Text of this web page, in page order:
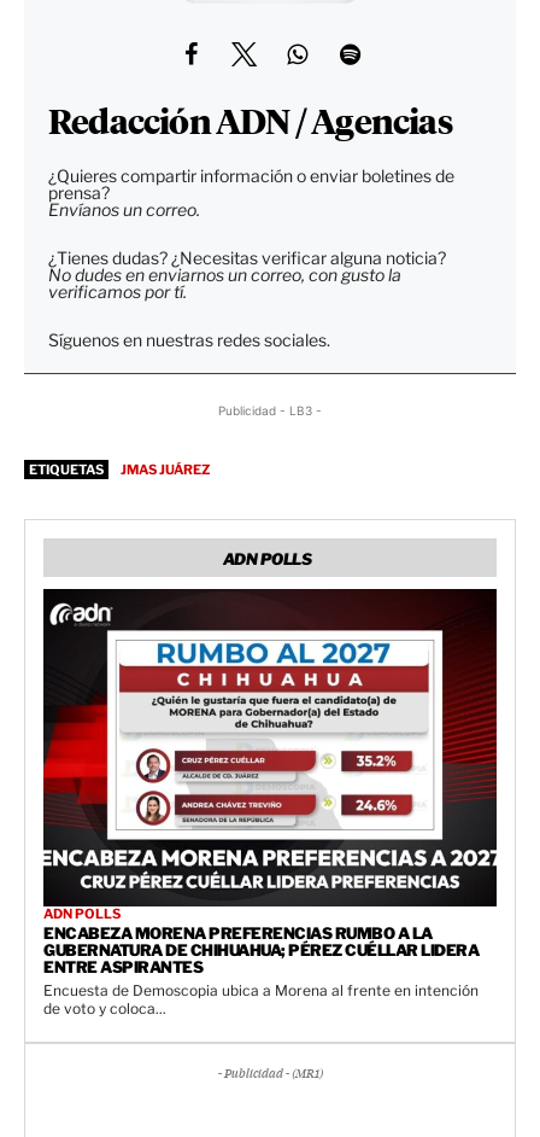
Redacción ADN / Agencias
¿Quieres compartir información o enviar boletines de
prensa?
Envíanos un correo.
¿Tienes dudas? ¿Necesitas verificar alguna noticia?
No dudes en enviarnos un correo, con gusto la
verificamos por tí.
Síguenos en nuestras redes sociales.
Publicidad - LB3 -
ETIQUETAS JMAS JUÁREZ
ADN POLLS
ADN POLLS
ENCABEZA MORENA PREFERENCIAS RUMBO A LA
GUBERNATURA DE CHIHUAHUA; PÉREZ CUÉLLAR LIDERA
ENTRE ASPIRANTES
Encuesta de Demoscopia ubica a Morena al frente en intención
de voto y coloca...
- Publicidad - (MR1)